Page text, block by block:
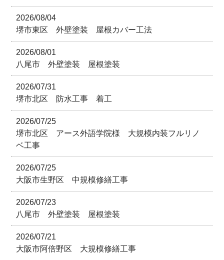
2026/08/04
堺市東区 外壁塗装 屋根カバー工法
2026/08/01
八尾市 外壁塗装 屋根塗装
2026/07/31
堺市北区 防水工事 着工
2026/07/25
堺市北区 アース外語学院様 大規模内装フルリノ
ベ工事
2026/07/25
大阪市生野区 中規模修繕工事
2026/07/23
八尾市 外壁塗装 屋根塗装
2026/07/21
大阪市阿倍野区 大規模修繕工事